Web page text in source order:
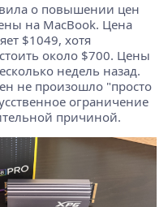
о повышении цен
на MacBook. Цена
$1049, хотя
около $700. Цены
недель назад.
не произошло "просто
ограничение
причиной.